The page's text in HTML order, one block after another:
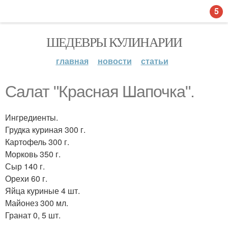
ШЕДЕВРЫ КУЛИНАРИИ
главная новости статьи
Салат "Красная Шапочка".
Ингредиенты.
Грудка куриная 300 г.
Картофель 300 г.
Морковь 350 г.
Сыр 140 г.
Орехи 60 г.
Яйца куриные 4 шт.
Майонез 300 мл.
Гранат 0, 5 шт.
5